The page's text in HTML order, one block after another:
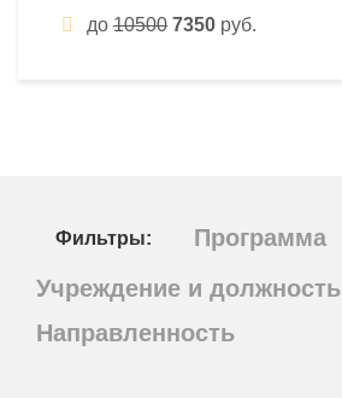
до 10500 7350 руб.
Фильтры:
Программа
Учреждение и должность
Направленность